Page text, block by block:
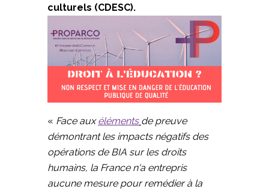
culturels (CDESC).
« Face auxéléments de preuve
démontrant les impacts négatifs des
opérations de BIA sur les droits
humains, la France n'a entrepris
aucune mesure pour remédier à la